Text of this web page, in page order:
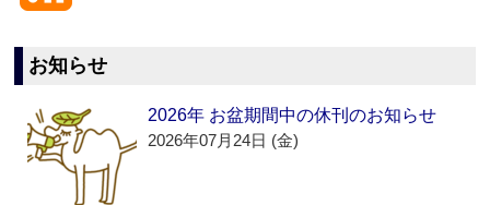
お知らせ
2026年 お盆期間中の休刊のお知らせ
2026年07月24日 (金)